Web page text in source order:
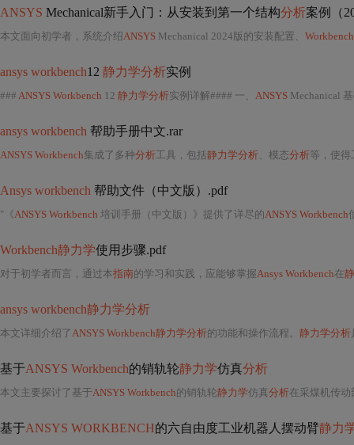
ANSYS Mechanical新手入门：从安装到第一个结构分析案例（
本文面向初学者，系统介绍ANSYS Mechanical 2024版的安装配置、
ansys workbench12 静力学分析实例
### ANSYS Workbench 12 静力学分析实例详解#### 一、 ANSYS Mechanical
ansys workbench 帮助手册中文.rar
ANSYS Workbench集成了多种分析工具，包括静力学分析、模态分析等，使得工程
Ansys workbench 帮助文件（中文版）.pdf
"《ANSYS Workbench 培训手册（中文版）》提供了详尽的ANSYS Workbench
Workbench静力学使用步骤.pdf
对于初学者而言，通过本指南的学习和实践，应能够掌握Ansys Workbench在
ansys workbench静力学分析
本文详细介绍了ANSYS Workbench静力学分析的功能和操作流程。 静力学分析
基于ANSYS Workbench的销轨轮静力学仿真分析
本文主要探讨了基于ANSYS Workbench的销轨轮静力学仿真 分析在采煤机传动部件中的应用。销轨轮作为行走
基于ANSYS WORKBENCH的六自由度工业机器人摆动臂静力